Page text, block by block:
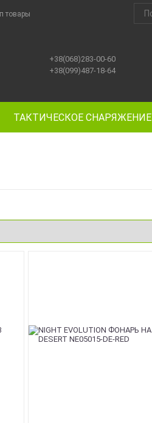
товары
+38(068)283-00-60
+38(099)487-18-64
ТАКТИЧЕСКОЕ СНАРЯЖЕНИЕ